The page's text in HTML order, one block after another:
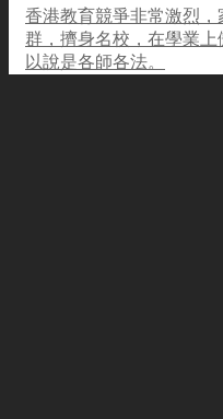
香港教育競爭非常激烈
群，擠身名校，在學業
以說是各師各法。